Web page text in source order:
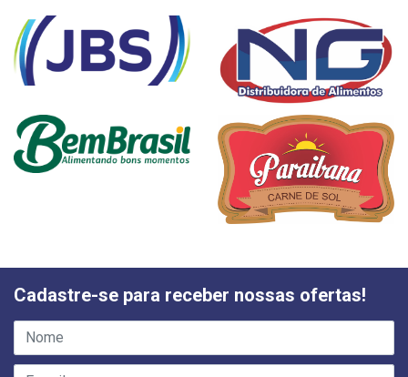
Cadastre-se para receber nossas ofertas!